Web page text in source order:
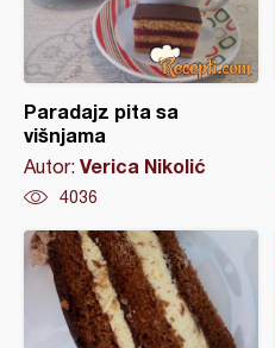
Paradajz pita sa
višnjama
Autor: Verica Nikolić
4036